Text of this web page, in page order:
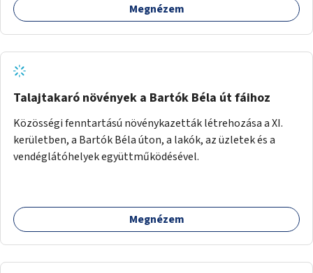
Megnézem
Talajtakaró növények a Bartók Béla út fáihoz
Közösségi fenntartású növénykazetták létrehozása a XI.
kerületben, a Bartók Béla úton, a lakók, az üzletek és a
vendéglátóhelyek együttműködésével.
Megnézem